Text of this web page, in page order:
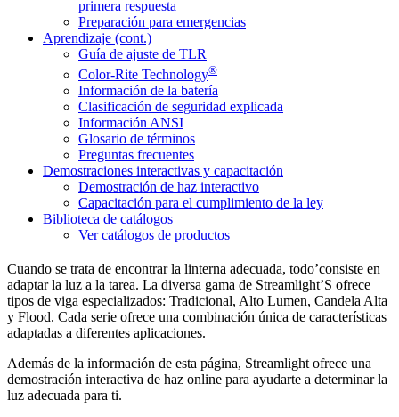
primera respuesta
Preparación para emergencias
Aprendizaje (cont.)
Guía de ajuste de TLR
Color-Rite Technology®
Información de la batería
Clasificación de seguridad explicada
Información ANSI
Glosario de términos
Preguntas frecuentes
Demostraciones interactivas y capacitación
Demostración de haz interactivo
Capacitación para el cumplimiento de la ley
Biblioteca de catálogos
Ver catálogos de productos
Cuando se trata de encontrar la linterna adecuada, todo’consiste en
adaptar la luz a la tarea. La diversa gama de Streamlight’S ofrece
tipos de viga especializados: Tradicional, Alto Lumen, Candela Alta
y Flood. Cada serie ofrece una combinación única de características
adaptadas a diferentes aplicaciones.
Además de la información de esta página, Streamlight ofrece una
demostración interactiva de haz online para ayudarte a determinar la
luz adecuada para ti.